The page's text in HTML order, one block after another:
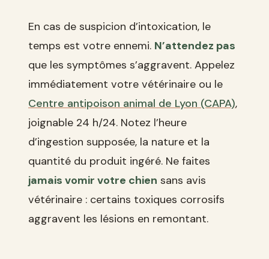
En cas de suspicion d’intoxication, le
temps est votre ennemi. N’attendez pas
que les symptômes s’aggravent. Appelez
immédiatement votre vétérinaire ou le
Centre antipoison animal de Lyon (CAPA),
joignable 24 h/24. Notez l’heure
d’ingestion supposée, la nature et la
quantité du produit ingéré. Ne faites
jamais vomir votre chien sans avis
vétérinaire : certains toxiques corrosifs
aggravent les lésions en remontant.